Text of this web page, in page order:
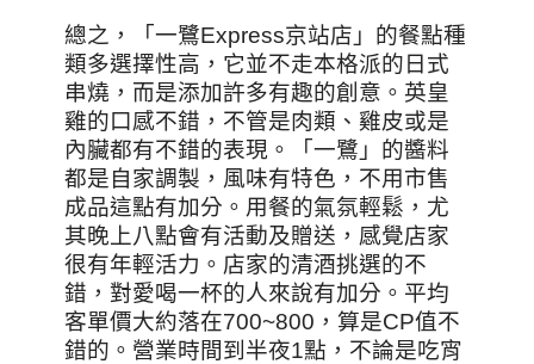
總之，「一鷺Express京站店」的餐點種
類多選擇性高，它並不走本格派的日式
串燒，而是添加許多有趣的創意。英皇
雞的口感不錯，不管是肉類、雞皮或是
內臟都有不錯的表現。「一鷺」的醬料
都是自家調製，風味有特色，不用市售
成品這點有加分。用餐的氣氛輕鬆，尤
其晚上八點會有活動及贈送，感覺店家
很有年輕活力。店家的清酒挑選的不
錯，對愛喝一杯的人來說有加分。平均
客單價大約落在700~800，算是CP值不
錯的。營業時間到半夜1點，不論是吃宵